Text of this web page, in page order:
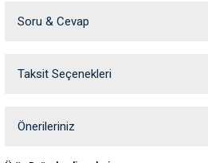
Soru & Cevap
Ürün hakkında henüz soru
Taksit Seçenekleri
Önerileriniz